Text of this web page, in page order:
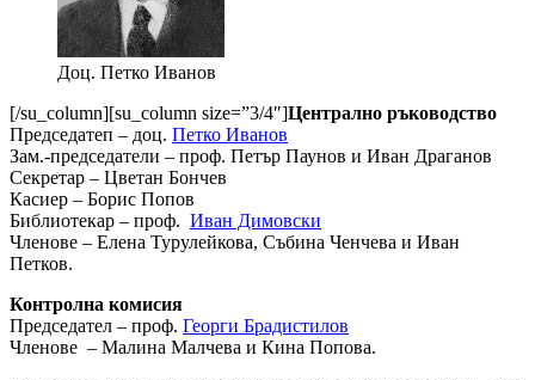
Доц. Петко Иванов
[/su_column][su_column size=”3/4″]Централно ръководство
Председатеп – доц. Петко Иванов
Зам.-председатели – проф. Петър Паунов и Иван Драганов
Секретар – Цветан Бончев
Касиер – Борис Попов
Библиотекар – проф. Иван Димовски
Членове – Елена Турулейкова, Събина Ченчева и Иван
Петков.
Контролна комисия
Председател – проф. Георги Брадистилов
Членове – Малина Малчева и Кина Попова.